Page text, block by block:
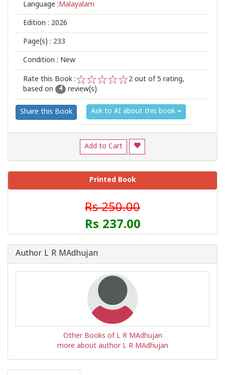
Language :Malayalam
Edition : 2026
Page(s) : 233
Condition : New
Rate this Book :
2
1
2 out of 5 rating,
based on
4 review(s)
Share this Book Ask to AI about this book
Add to Cart
Printed Book
Rs 250.00
Rs 237.00
Author L R MAdhujan
Other Books of L R MAdhujan
more about author L R MAdhujan